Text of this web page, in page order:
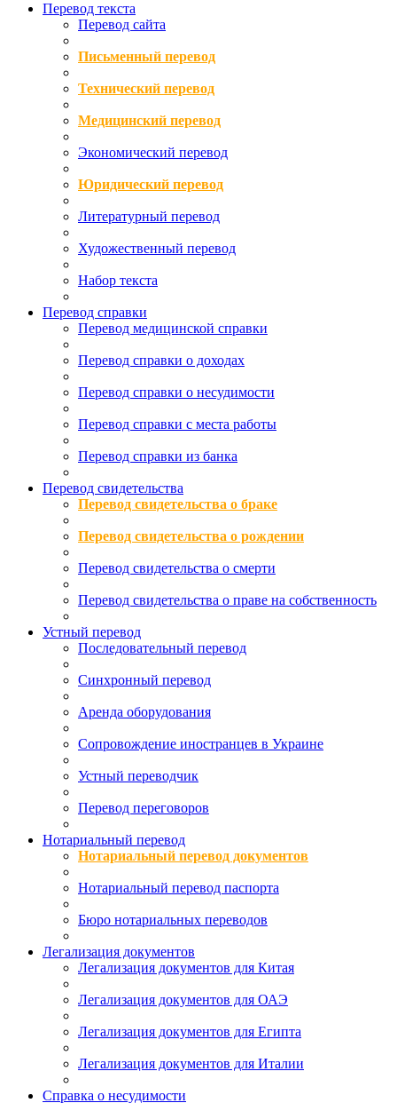
Перевод текста
Перевод сайта
Письменный перевод
Технический перевод
Медицинский перевод
Экономический перевод
Юридический перевод
Литературный перевод
Художественный перевод
Набор текста
Перевод справки
Перевод медицинской справки
Перевод справки о доходах
Перевод справки о несудимости
Перевод справки с места работы
Перевод справки из банка
Перевод свидетельства
Перевод свидетельства о браке
Перевод свидетельства о рождении
Перевод свидетельства о смерти
Перевод свидетельства о праве на собственность
Устный перевод
Последовательный перевод
Синхронный перевод
Аренда оборудования
Сопровождение иностранцев в Украине
Устный переводчик
Перевод переговоров
Нотариальный перевод
Нотариальный перевод документов
Нотариальный перевод паспорта
Бюро нотариальных переводов
Легализация документов
Легализация документов для Китая
Легализация документов для ОАЭ
Легализация документов для Египта
Легализация документов для Италии
Справка о несудимости